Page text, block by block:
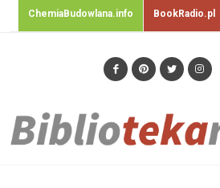
ChemiaBudowlana.info BookRadio.pl